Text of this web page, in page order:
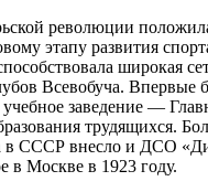
революции
этапу развития
широкая
Всевобуча. Впервые
учебное заведение —
трудящихся.
в СССР внесло и ДСО
в Москве в 1923 году.